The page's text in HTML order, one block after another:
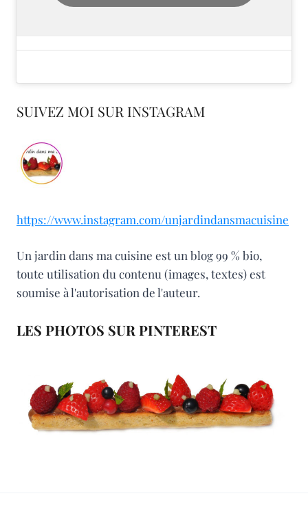
SUIVEZ MOI SUR INSTAGRAM
https://www.instagram.com/unjardindansmacuisine
Un jardin dans ma cuisine est un blog 99 % bio,
toute utilisation du contenu (images, textes) est
soumise à l'autorisation de l'auteur.
LES PHOTOS SUR PINTEREST